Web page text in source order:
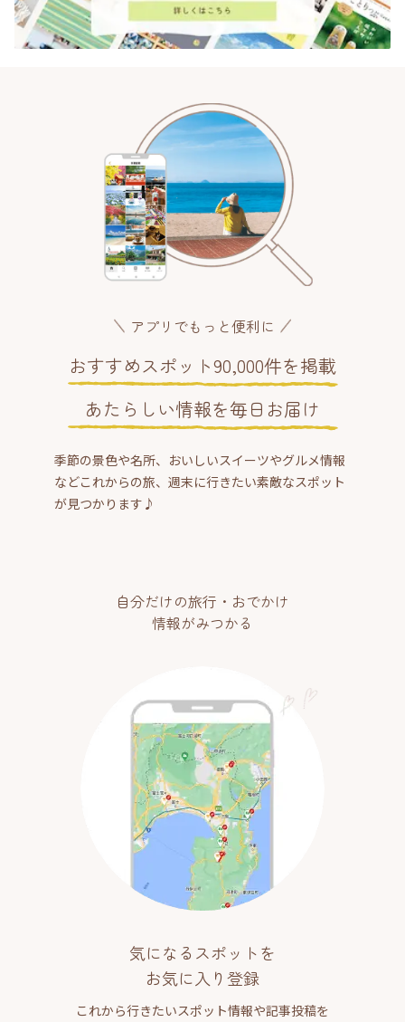
アプリでもっと便利に
おすすめスポット90,000件を掲載
あたらしい情報を毎日お届け
季節の景色や名所、おいしいスイーツやグルメ情報
などこれからの旅、週末に行きたい素敵なスポット
が見つかります♪
自分だけの旅行・おでかけ
情報がみつかる
気になるスポットを
お気に入り登録
これから行きたいスポット情報や記事投稿を